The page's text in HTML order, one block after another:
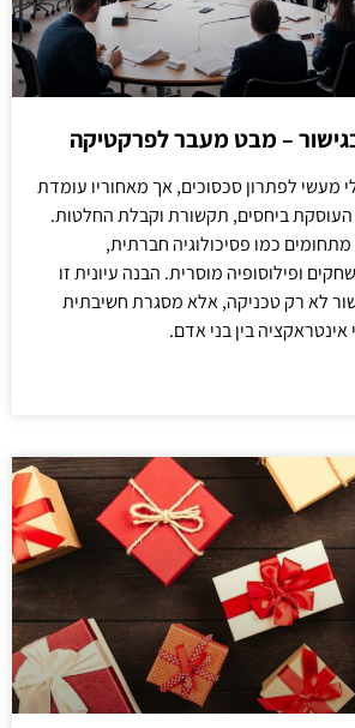
בגישור – מבט מעבר לפרקטיקה
מעשי לפתרון סכסוכים, אך מאחוריו עומדת
ביחסים, תקשורת וקבלת החלטות.
כמו פסיכולוגיה חברתית,
ופילוסופיה מוסרית. הבנה עיונית זו
לא רק טכניקה, אלא מסגרת חשיבתית
בין בני אדם.